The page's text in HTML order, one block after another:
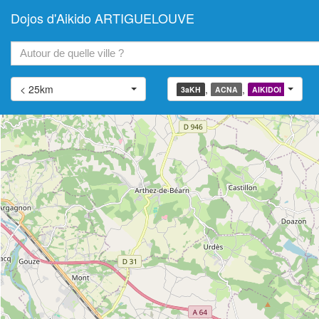
Dojos d'Aikido ARTIGUELOUVE
< 25km 3aKH , ACNA , AIKIDOI ,
−